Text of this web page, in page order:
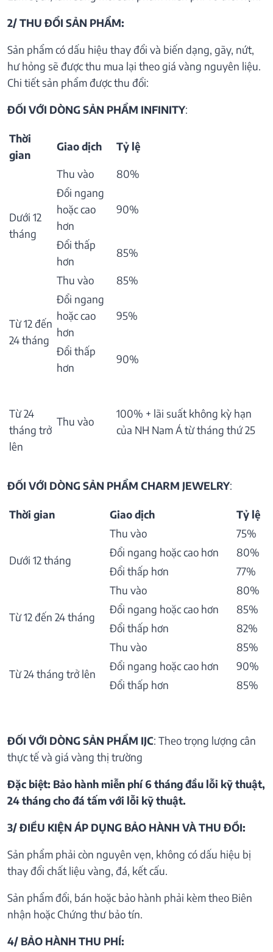
2/ THU ĐỔI SẢN PHẨM:
Sản phẩm có dấu hiệu thay đổi và biến dạng, gãy, nứt,
hư hỏng sẽ được thu mua lại theo giá vàng nguyên liệu.
Chi tiết sản phẩm được thu đổi:
ĐỐI VỚI DÒNG SẢN PHẨM INFINITY:
Thời
gian
Giao dịch Tỷ lệ
Dưới 12
tháng
Thu vào
80%
Đổi ngang
hoặc cao
hơn
90%
Đổi thấp
hơn
85%
Từ 12 đến
24 tháng
Thu vào
85%
Đổi ngang
hoặc cao
hơn
95%
Đổi thấp
hơn
90%
Từ 24
tháng trở
lên
Thu vào
100% + lãi suất không kỳ hạn
của NH Nam Á từ tháng thứ 25
ĐỐI VỚI DÒNG SẢN PHẨM CHARM JEWELRY:
Thời gian Giao dịch Tỷ lệ
Dưới 12 tháng
Thu vào
75%
Đổi ngang hoặc cao hơn
80%
Đổi thấp hơn
77%
Từ 12 đến 24 tháng
Thu vào
80%
Đổi ngang hoặc cao hơn
85%
Đổi thấp hơn
82%
Từ 24 tháng trở lên
Thu vào
85%
Đổi ngang hoặc cao hơn
90%
Đổi thấp hơn
85%
ĐỐI VỚI DÒNG SẢN PHẨM IJC: Theo trọng lượng cân
thực tế và giá vàng thị trường
Đặc biệt: Bảo hành miễn phí 6 tháng đầu lỗi kỹ thuật,
24 tháng cho đá tấm với lỗi kỹ thuật.
3/ ĐIỀU KIỆN ÁP DỤNG BẢO HÀNH VÀ THU ĐỒI:
Sản phẩm phải còn nguyên vẹn, không có dấu hiệu bị
thay đổi chất liệu vàng, đá, kết cấu.
Sản phẩm đổi, bán hoặc bảo hành phải kèm theo Biên
nhận hoặc Chứng thư bảo tín.
4/ BẢO HÀNH THU PHÍ: